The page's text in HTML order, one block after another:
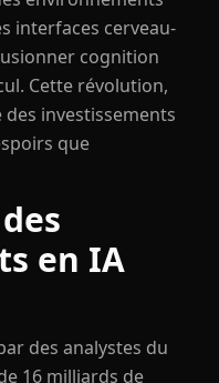
interfaces cerveau-
cognition
Cette révolution,
investissements
que
en IA
des analystes du
16 milliards de